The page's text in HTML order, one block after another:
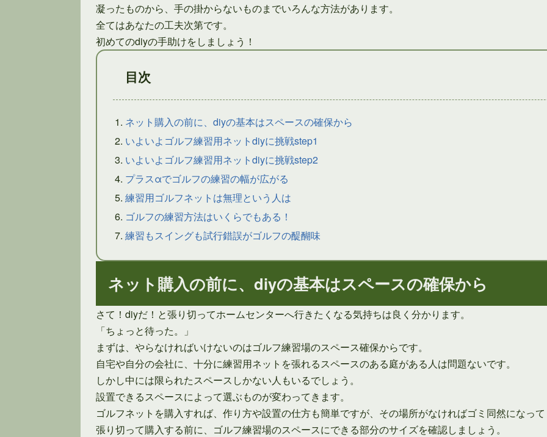
凝ったものから、手の掛からないものまでいろんな方法があります。
全てはあなたの工夫次第です。
初めてのdiyの手助けをしましょう！
目次
ネット購入の前に、diyの基本はスペースの確保から
いよいよゴルフ練習用ネットdiyに挑戦step1
いよいよゴルフ練習用ネットdiyに挑戦step2
プラスαでゴルフの練習の幅が広がる
練習用ゴルフネットは無理という人は
ゴルフの練習方法はいくらでもある！
練習もスイングも試行錯誤がゴルフの醍醐味
ネット購入の前に、diyの基本はスペースの確保から
さて！diyだ！と張り切ってホームセンターへ行きたくなる気持ちは良く分かります。
「ちょっと待った。」
まずは、やらなければいけないのはゴルフ練習場のスペース確保からです。
自宅や自分の会社に、十分に練習用ネットを張れるスペースのある庭がある人は問題ないです。
しかし中には限られたスペースしかない人もいるでしょう。
設置できるスペースによって選ぶものが変わってきます。
ゴルフネットを購入すれば、作り方や設置の仕方も簡単ですが、その場所がなければゴミ同然になっ
張り切って購入する前に、ゴルフ練習場のスペースにできる部分のサイズを確認しましょう。